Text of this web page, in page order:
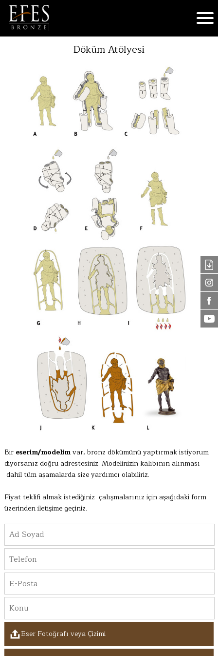
Döküm Atölyesi
Bir eserim/modelimvar, bronz dökümünü yaptırmak istiyorum
diyorsanız doğru adrestesiniz. Modelinizin kalıbının alınması
dahil tüm aşamalarda size yardımcı olabiliriz.
Fiyat teklifi almak istediğiniz çalışmalarınız için aşağıdaki form
üzerinden iletişime geçiniz.
Eser Fotoğrafı veya Çizimi